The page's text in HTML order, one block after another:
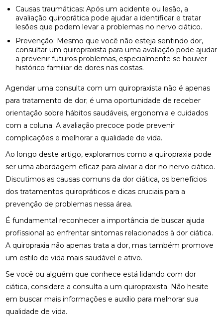
Causas traumáticas: Após um acidente ou lesão, a
avaliação quiroprática pode ajudar a identificar e tratar
lesões que podem levar a problemas no nervo ciático.
Prevenção: Mesmo que você não esteja sentindo dor,
consultar um quiropraxista para uma avaliação pode ajudar
a prevenir futuros problemas, especialmente se houver
histórico familiar de dores nas costas.
Agendar uma consulta com um quiropraxista não é apenas
para tratamento de dor; é uma oportunidade de receber
orientação sobre hábitos saudáveis, ergonomia e cuidados
com a coluna. A avaliação precoce pode prevenir
complicações e melhorar a qualidade de vida.
Ao longo deste artigo, exploramos como a quiropraxia pode
ser uma abordagem eficaz para aliviar a dor no nervo ciático.
Discutimos as causas comuns da dor ciática, os benefícios
dos tratamentos quiropráticos e dicas cruciais para a
prevenção de problemas nessa área.
É fundamental reconhecer a importância de buscar ajuda
profissional ao enfrentar sintomas relacionados à dor ciática.
A quiropraxia não apenas trata a dor, mas também promove
um estilo de vida mais saudável e ativo.
Se você ou alguém que conhece está lidando com dor
ciática, considere a consulta a um quiropraxista. Não hesite
em buscar mais informações e auxílio para melhorar sua
qualidade de vida.
MELHORE SUA SAÚDE
ALÍVIO E BEM-ESTAR
ENCONTRE QUIROPRAXIA PERTO DE VOCÊ: TUDO
SOBRE O TEMA
ESTRATÉGIAS PARA ALIVIAR O NEUROMA DE
MORTON COM PALMILHAS
FATORES QUE IMPACTAM O PREÇO DE PALMILHA
FISIOTERAPIA DE REABILITAÇÃO VESTIBULAR PARA
MELHORAR SEU EQUILÍBRIO
FISIOTERAPIA DE REABILITAÇÃO VESTIBULAR PARA
MELHORAR SEU EQUILÍBRIO
BENEFÍCIOS E PRÁTICAS
FISIOTERAPIA MOTORA E RESPIRATÓRIA:
BENEFÍCIOS E PRÁTICAS ESSENCIAIS
FISIOTERAPIA MOTORA E RESPIRATÓRIA:
BENEFÍCIOS E ABORDAGENS EFICAZES
TRATAMENTO PODE AJUDAR NA RECUPERAÇÃO